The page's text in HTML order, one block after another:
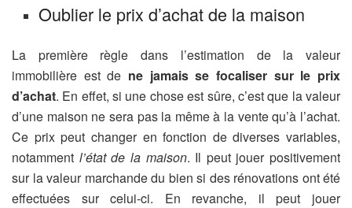
Oublier le prix d’achat de la maison
La première règle dans l’estimation de la valeur
immobilière est de ne jamais se focaliser sur le prix
d’achat. En effet, si une chose est sûre, c’est que la valeur
d’une maison ne sera pas la même à la vente qu’à l’achat.
Ce prix peut changer en fonction de diverses variables,
notamment l’état de la maison. Il peut jouer positivement
sur la valeur marchande du bien si des rénovations ont été
effectuées sur celui-ci. En revanche, il peut jouer